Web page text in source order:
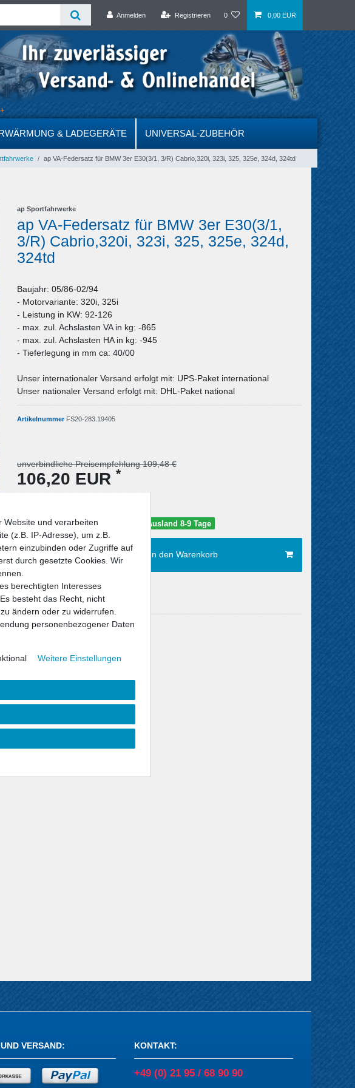
Anmelden Registrieren 0 0,00 EUR
& LADEGERÄTE UNIVERSAL-ZUBEHÖR
ap VA-Federsatz für BMW 3er E30(3/1, 3/R) Cabrio,320i, 323i, 325, 325e, 324d, 324td
ap Sportfahrwerke
ap VA-Federsatz für BMW 3er E30(3/1,
3/R) Cabrio,320i, 323i, 325, 325e, 324d,
324td
Baujahr: 05/86-02/94
- Motorvariante: 320i, 325i
- Leistung in KW: 92-126
- max. zul. Achslasten VA in kg: -865
- max. zul. Achslasten HA in kg: -945
- Tieferlegung in mm ca: 40/00
Unser internationaler Versand erfolgt mit: UPS-Paket international
Unser nationaler Versand erfolgt mit: DHL-Paket national
Artikelnummer FS20-283.19405
unverbindliche Preisempfehlung 109,48 €
106,20 EUR *
Lieferzeit: Deutschland 5-6 Tage / Ausland 8-9 Tage
In den Warenkorb
Wunschliste
* inkl. ges. MwSt. zzgl.Versandkosten
VERSAND: KONTAKT:
+49 (0) 21 95 / 68 90 90
Website und verarbeiten
(z.B. IP-Adresse), um z.B.
einzubinden oder Zugriffe auf
durch gesetzte Cookies. Wir
berechtigten Interesses
besteht das Recht, nicht
ändern oder zu widerrufen.
personenbezogener Daten
Weitere Einstellungen